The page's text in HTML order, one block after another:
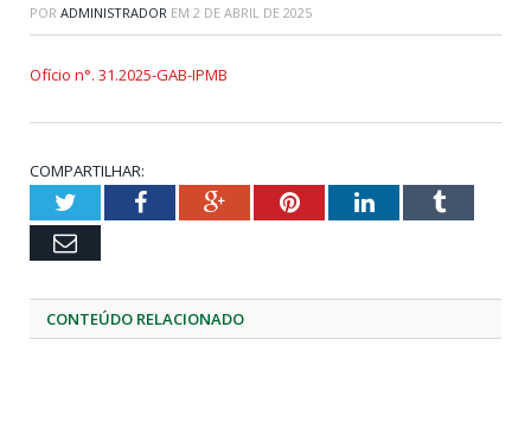
POR ADMINISTRADOR EM 2 DE ABRIL DE 2025
Ofício n°. 31.2025-GAB-IPMB
COMPARTILHAR:
TwitterFacebookGoogle+PinterestLinkedInTumblr
Email
CONTEÚDO RELACIONADO